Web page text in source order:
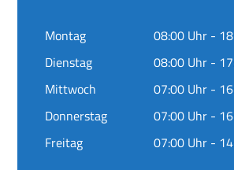
Montag
08:00 Uhr -
Dienstag
08:00 Uhr -
Mittwoch
07:00 Uhr -
Donnerstag
07:00 Uhr -
Freitag
07:00 Uhr -